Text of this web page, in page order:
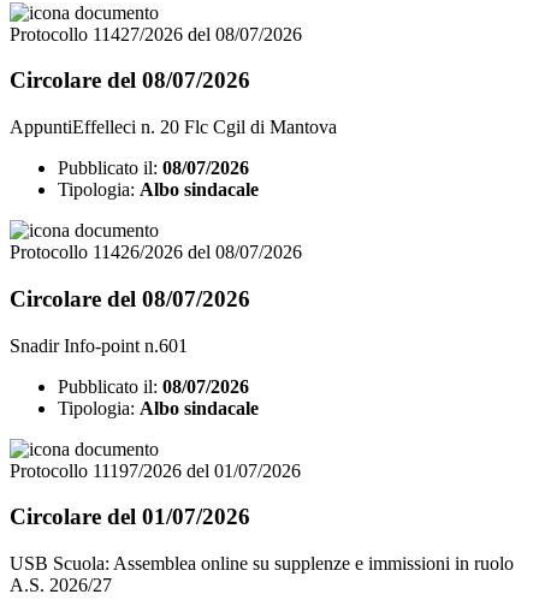
Protocollo 11427/2026 del 08/07/2026
Circolare del 08/07/2026
AppuntiEffelleci n. 20 Flc Cgil di Mantova
Pubblicato il: 08/07/2026
Tipologia: Albo sindacale
Protocollo 11426/2026 del 08/07/2026
Circolare del 08/07/2026
Snadir Info-point n.601
Pubblicato il: 08/07/2026
Tipologia: Albo sindacale
Protocollo 11197/2026 del 01/07/2026
Circolare del 01/07/2026
USB Scuola: Assemblea online su supplenze e immissioni in ruolo
A.S. 2026/27